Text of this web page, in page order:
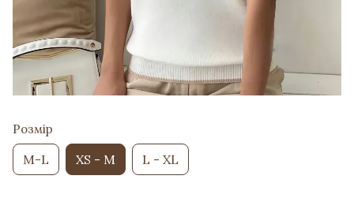
Розмір
M-L XS - M L - XL